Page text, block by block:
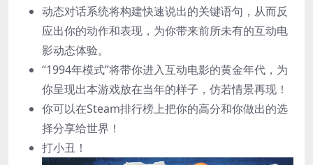
动态对话系统将构建快速说出的关键语句，从而反
应出你的动作和表现，为你带来前所未有的互动电
影动态体验。
“1994年模式”将带你进入互动电影的黄金年代，为
你呈现出本游戏放在当年的样子，仿若情景再现！
你可以在Steam排行榜上把你的高分和你做出的选
择分享给世界！
打小丑！